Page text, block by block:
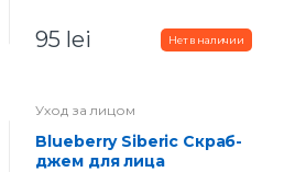
95 lei
Уход за лицом
Blueberry Siberic Скраб-
джем для лица